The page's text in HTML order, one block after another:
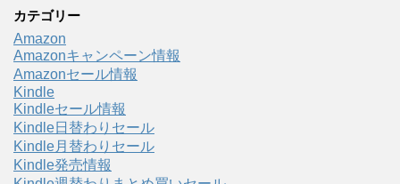
カテゴリー
Amazon
Amazonキャンペーン情報
Amazonセール情報
Kindle
Kindleセール情報
Kindle日替わりセール
Kindle月替わりセール
Kindle発売情報